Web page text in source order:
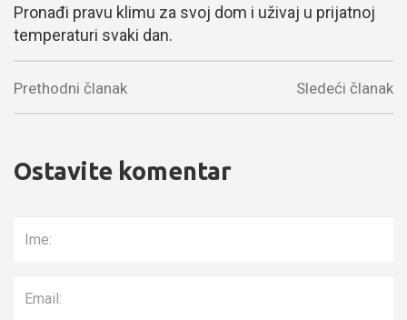
Pronađi pravu klimu za svoj dom i uživaj u prijatnoj
temperaturi svaki dan.
Sledeći članak
Prethodni članak
Ostavite komentar